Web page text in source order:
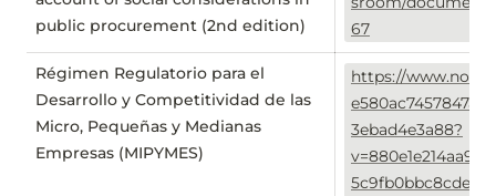
public procurement (2nd edition)
67
Régimen Regulatorio para el
Desarrollo y Competitividad de las
Micro, Pequeñas y Medianas
Empresas (MIPYMES)
https://
3ebad4e3a88?